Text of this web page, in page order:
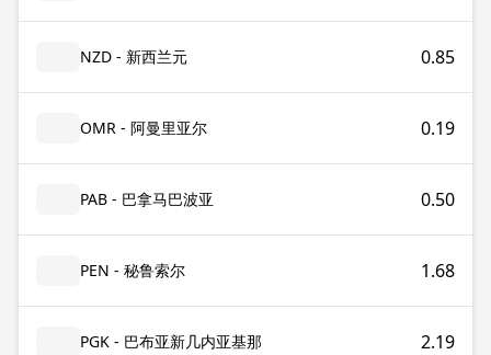
NZD - 新西兰元 0.85
OMR - 阿曼里亚尔 0.19
PAB - 巴拿马巴波亚 0.50
PEN - 秘鲁索尔 1.68
PGK - 巴布亚新几内亚基那 2.19